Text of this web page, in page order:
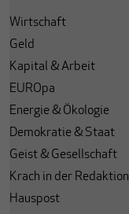
Wirtschaft
Geld
Kapital & Arbeit
EUROpa
Energie & Ökologie
Demokratie & Staat
Geist & Gesellschaft
Krach in der Redaktion
Hauspost